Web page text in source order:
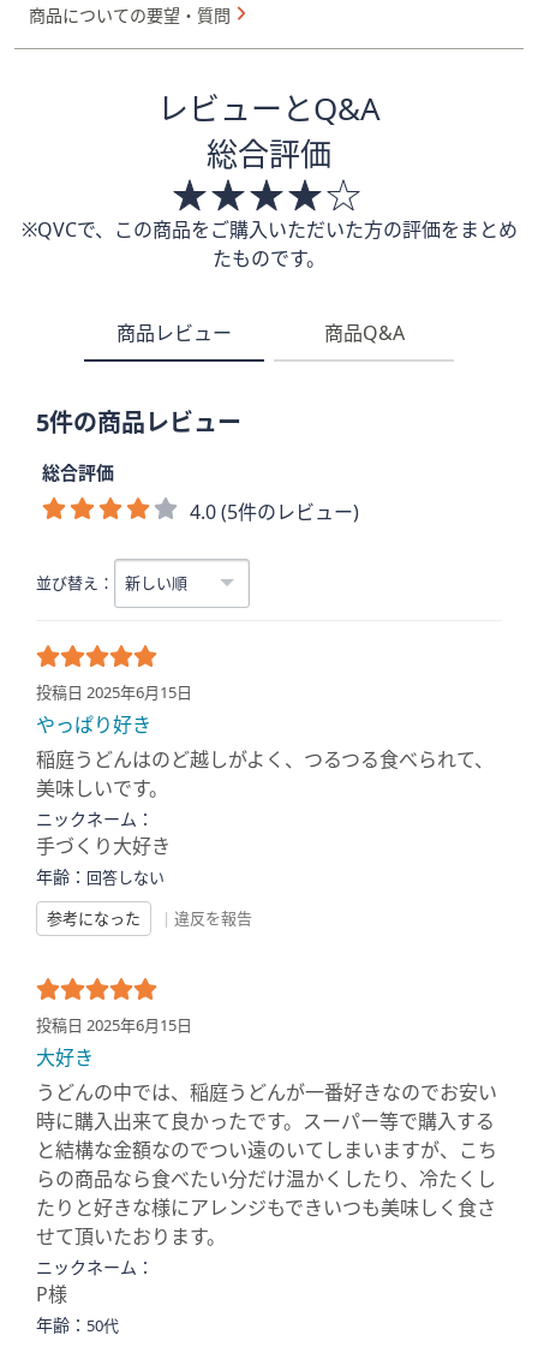
商品についての要望・質問
レビューとQ&A
総合評価
※QVCで、この商品をご購入いただいた方の評価をまとめ
たものです。
商品レビュー 商品Q&A
5件の商品レビュー
総合評価
4.0 (5件のレビュー)
並び替え：
投稿日 2025年6月15日
やっぱり好き
稲庭うどんはのど越しがよく、つるつる食べられて、
美味しいです。
ニックネーム：
手づくり大好き
年齢： 回答しない
参考になった
| 違反を報告
投稿日 2025年6月15日
大好き
うどんの中では、稲庭うどんが一番好きなのでお安い
時に購入出来て良かったです。スーパー等で購入する
と結構な金額なのでつい遠のいてしまいますが、こち
らの商品なら食べたい分だけ温かくしたり、冷たくし
たりと好きな様にアレンジもできいつも美味しく食さ
せて頂いたおります。
ニックネーム：
P様
年齢： 50代